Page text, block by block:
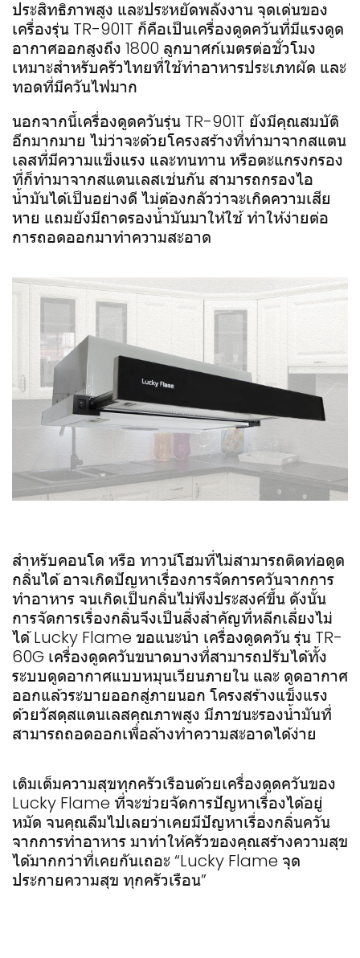
ประสิทธิภาพสูง และประหยัดพลังงาน จุดเด่นของ
เครื่องรุ่น TR-901T ก็คือเป็นเครื่องดูดควันที่มีแรงดูด
อากาศออกสูงถึง 1800 ลูกบาศก์เมตรต่อชั่วโมง
เหมาะสำหรับครัวไทยที่ใช้ทำอาหารประเภทผัด และ
ทอดที่มีควันไฟมาก
นอกจากนี้เครื่องดูดควันรุ่น TR-901T ยังมีคุณสมบัติ
อีกมากมาย ไม่ว่าจะด้วยโครงสร้างที่ทำมาจากสแตน
เลสที่มีความแข็งแรง และทนทาน หรือตะแกรงกรอง
ที่ก็ทำมาจากสแตนเลสเช่นกัน สามารถกรองไอ
น้ำมันได้เป็นอย่างดี ไม่ต้องกลัวว่าจะเกิดความเสีย
หาย แถมยังมีถาดรองน้ำมันมาให้ใช้ ทำให้ง่ายต่อ
การถอดออกมาทำความสะอาด
สำหรับคอนโด หรือ ทาวน์โฮมที่ไม่สามารถติดท่อดูด
กลิ่นได้ อาจเกิดปัญหาเรื่องการจัดการควันจากการ
ทำอาหาร จนเกิดเป็นกลิ่นไม่พึงประสงค์ขึ้น ดังนั้น
การจัดการเรื่องกลิ่นจึงเป็นสิ่งสำคัญที่หลีกเลี่ยงไม่
ได้ Lucky Flame ขอแนะนำ เครื่องดูดควัน รุ่น TR-
60G เครื่องดูดควันขนาดบางที่สามารถปรับได้ทั้ง
ระบบดูดอากาศแบบหมุนเวียนภายใน และ ดูดอากาศ
ออกแล้วระบายออกสู่ภายนอก โครงสร้างแข็งแรง
ด้วยวัสดุสแตนเลสคุณภาพสูง มีภาชนะรองน้ำมันที่
สามารถถอดออกเพื่อล้างทำความสะอาดได้ง่าย
เติมเต็มความสุขทุกครัวเรือนด้วยเครื่องดูดควันของ
Lucky Flame ที่จะช่วยจัดการปัญหาเรื่องได้อยู่
หมัด จนคุณลืมไปเลยว่าเคยมีปัญหาเรื่องกลิ่นควัน
จากการทำอาหาร มาทำให้ครัวของคุณสร้างความสุข
ได้มากกว่าที่เคยกันเถอะ “Lucky Flame จุด
ประกายความสุข ทุกครัวเรือน”